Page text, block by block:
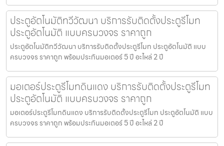
ประตูอัตโนมัติทวีวัฒนา บริการรับติดตั้งประตูรีโมท
ประตูอัตโนมัติ แบบครบวงจร ราคาถูก
ประตูอัตโนมัติทวีวัฒนา บริการรับติดตั้งประตูรีโมท ประตูอัตโนมัติ แบบ
ครบวงจร ราคาถูก พร้อมประกันมอเตอร์ 5 ปี อะไหล่ 2 ปี
มอเตอร์ประตูรีโมทดินแดง บริการรับติดตั้งประตูรีโมท
ประตูอัตโนมัติ แบบครบวงจร ราคาถูก
มอเตอร์ประตูรีโมทดินแดง บริการรับติดตั้งประตูรีโมท ประตูอัตโนมัติ แบบ
ครบวงจร ราคาถูก พร้อมประกันมอเตอร์ 5 ปี อะไหล่ 2 ปี